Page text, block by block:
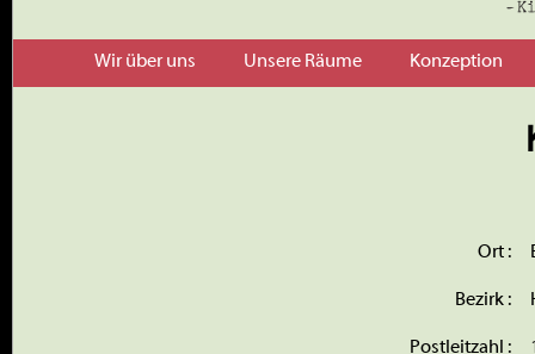
Wir über uns Unsere Räume Konzeption
Ort :
Bezirk :
Postleitzahl :